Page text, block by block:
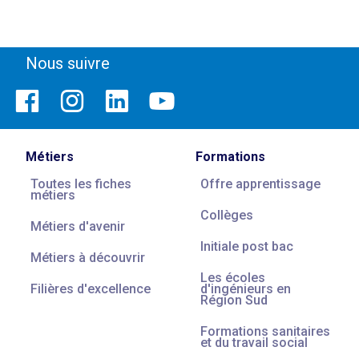
Nous suivre
Métiers
Toutes les fiches
métiers
Métiers d'avenir
Métiers à découvrir
Filières d'excellence
Formations
Offre apprentissage
Collèges
Initiale post bac
Les écoles
d'ingénieurs en
Région Sud
Formations sanitaires
et du travail social